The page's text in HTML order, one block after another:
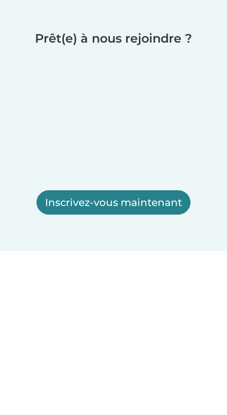
Prêt(e) à nous rejoindre ?
Inscrivez-vous maintenant